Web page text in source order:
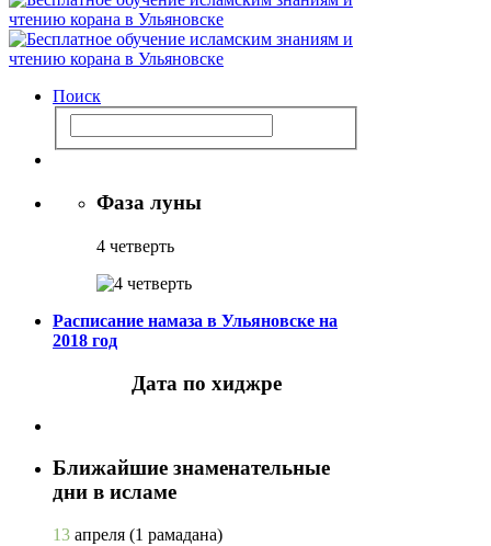
Поиск
Фаза луны
4 четверть
Расписание намаза в Ульяновске на
2018 год
Дата по хиджре
Ближайшие знаменательные
дни в исламе
13 апреля (1 рамадана)